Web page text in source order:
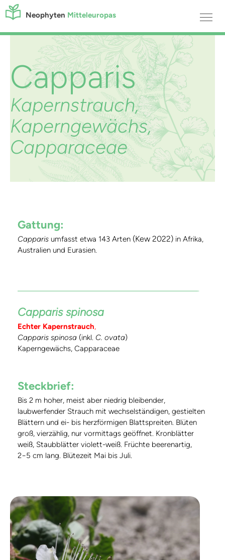
Neophyten Mitteleuropas
Capparis
Kapernstrauch,
Kaperngewächs,
Capparaceae
Gattung:
Capparis umfasst etwa 143 Arten (Kew 2022) in Afrika,
Australien und Eurasien.
Capparis spinosa
Echter Kapernstrauch,
Capparis spinosa (inkl. C. ovata)
Kaperngewächs, Capparaceae
Steckbrief:
Bis 2 m hoher, meist aber niedrig bleibender,
laubwerfender Strauch mit wechselständigen, gestielten
Blättern und ei- bis herzförmigen Blattspreiten. Blüten
groß, vierzählig, nur vormittags geöffnet. Kronblätter
weiß, Staubblätter violett-weiß. Früchte beerenartig,
2−5 cm lang. Blütezeit Mai bis Juli.